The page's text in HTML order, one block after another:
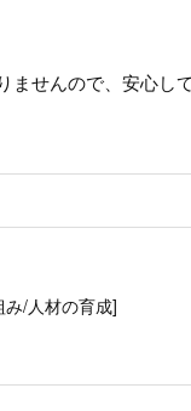
ませんので、安心し
/人材の育成]